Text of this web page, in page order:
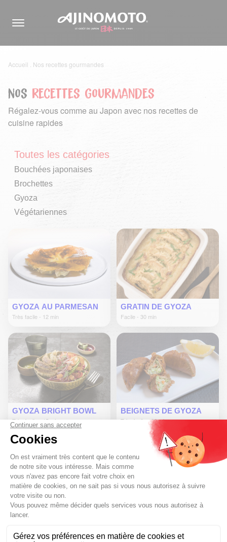
Accueil Nos recettes gourmandes
Nos recettes gourmandes
Régalez-vous comme au Japon avec nos recettes de
cuisine rapides
Toutes les catégories
Bouchées japonaises
Brochettes
Gyoza
Végétariennes
GYOZA AU PARMESAN
Très facile - 12 min
GRATIN DE GYOZA
Facile - 30 min
GYOZA BRIGHT BOWL
Très facile - 15 min
BEIGNETS DE GYOZA
Très facile - 20 min
YAKITORI ET RIZ
Facile - 15 min